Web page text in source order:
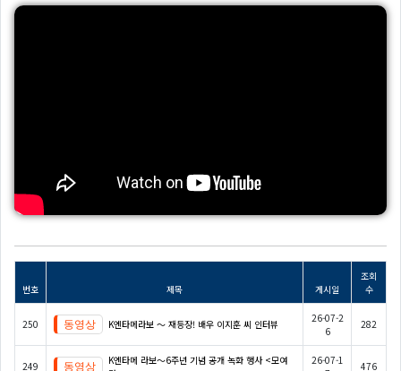
번호 제목 게시일
조회
수
250 K엔타메라보 ～ 재등장! 배우 이지훈 씨 인터뷰
26-07-2
6
282
249
K엔타메 라보～6주년 기념 공개 녹화 행사 <모여
26-07-1
476